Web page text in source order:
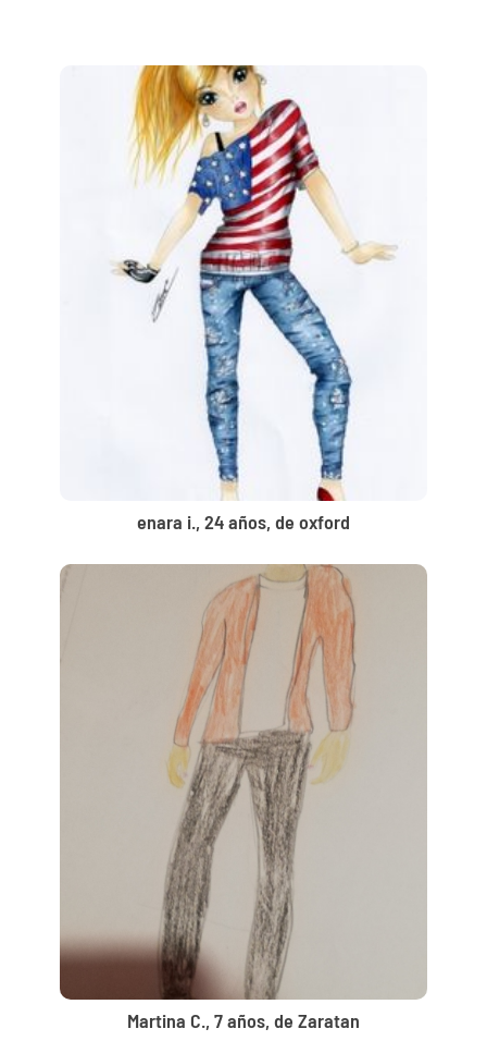
enara i., 24 años, de oxford
Martina C., 7 años, de Zaratan